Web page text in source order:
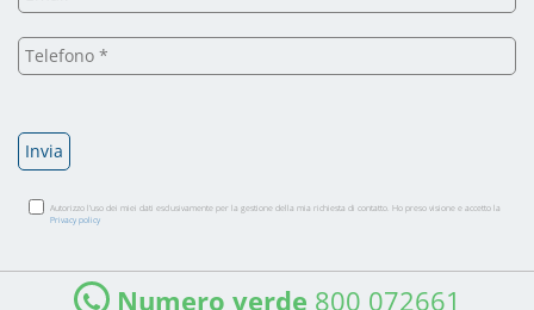
Autorizzo l’uso dei miei dati esclusivamente per la gestione della mia richiesta di contatto. Ho preso visione e accetto la
Privacy policy
Numero verde 800 072661